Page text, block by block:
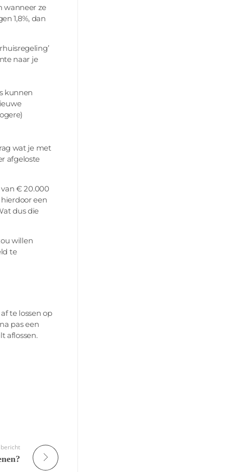
wanneer ze
1,8%, dan
naar je
kunnen
wat je met
afgeloste
€ 20.000
een
dus die
willen
te
te lossen op
pas een
aflossen.